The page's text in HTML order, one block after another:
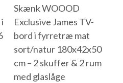
Skænk WOOOD
Exclusive James TV-
bord i fyrretræ mat
sort/natur 180x42x50
cm – 2 skuffer & 2 rum
med glaslåge